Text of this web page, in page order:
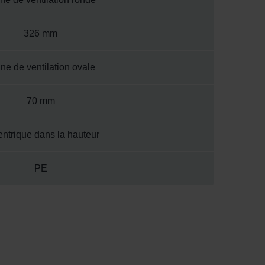
326 mm
de ventilation ovale
70 mm
dans la hauteur
PE